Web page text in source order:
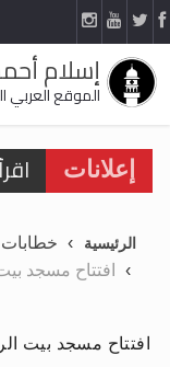
إسلام
الموقع العربي
إعلانات
الرئيسية
خطابات
افتتاح مسجد بيت
افتتاح مسجد بيت